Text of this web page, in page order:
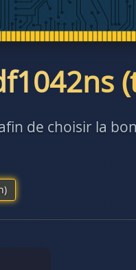
de choisir la